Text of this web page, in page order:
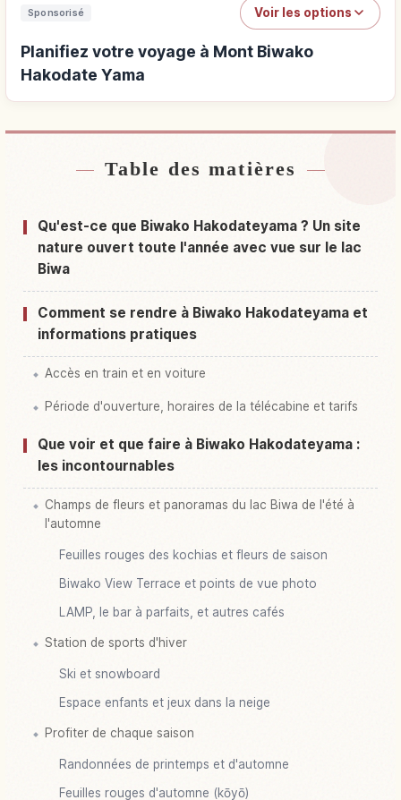
Sponsorisé Voir les options
Planifiez votre voyage à Mont Biwako
Hakodate Yama
Hébergements près de Mont Biwako Hakodate
Activités à Mont Biwako Hakodate Yama↗
Table des matières
Qu'est-ce que Biwako Hakodateyama ? Un site
nature ouvert toute l'année avec vue sur le lac
Biwa
Comment se rendre à Biwako Hakodateyama et
informations pratiques
Accès en train et en voiture
Période d'ouverture, horaires de la télécabine et tarifs
Que voir et que faire à Biwako Hakodateyama :
les incontournables
Champs de fleurs et panoramas du lac Biwa de l'été à
l'automne
Feuilles rouges des kochias et fleurs de saison
Biwako View Terrace et points de vue photo
LAMP, le bar à parfaits, et autres cafés
Station de sports d'hiver
Ski et snowboard
Espace enfants et jeux dans la neige
Profiter de chaque saison
Randonnées de printemps et d'automne
Feuilles rouges d'automne (kōyō)